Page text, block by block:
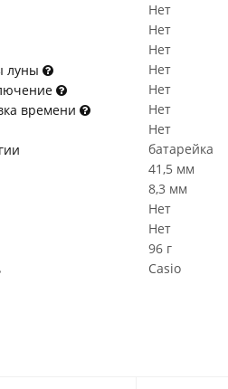
Нет
Нет
Нет
луны
Нет
Нет
времени
Нет
Нет
батарейка
41,5 мм
8,3 мм
Нет
Нет
96 г
Casio